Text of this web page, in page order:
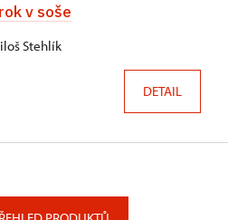
v soše
Stehlík
DETAIL